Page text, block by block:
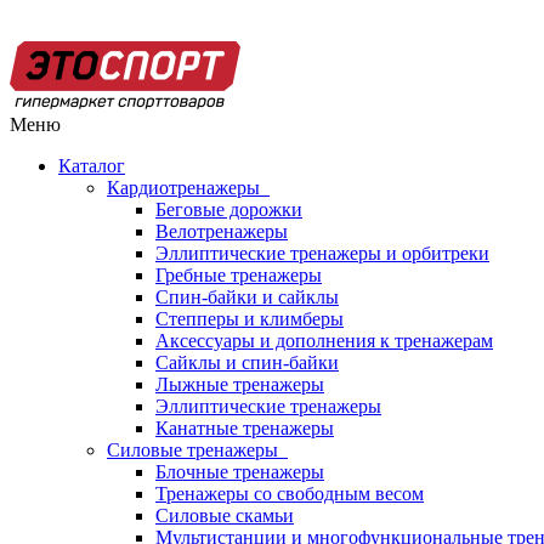
Меню
Каталог
Кардиотренажеры
Беговые дорожки
Велотренажеры
Эллиптические тренажеры и орбитреки
Гребные тренажеры
Спин-байки и сайклы
Степперы и климберы
Аксессуары и дополнения к тренажерам
Сайклы и спин-байки
Лыжные тренажеры
Эллиптические тренажеры
Канатные тренажеры
Силовые тренажеры
Блочные тренажеры
Тренажеры со свободным весом
Силовые скамьи
Мультистанции и многофункциональные